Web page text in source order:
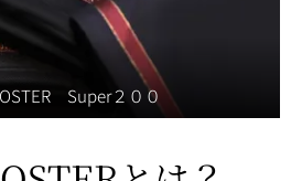
Super２００